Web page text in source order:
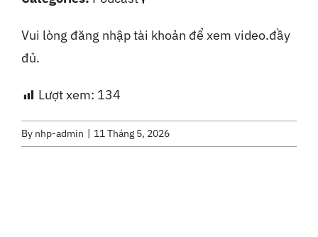
Vui lòng đăng nhập tài khoản để xem video.đầy
đủ.
Lượt xem: 134
By nhp-admin 11 Tháng 5, 2026